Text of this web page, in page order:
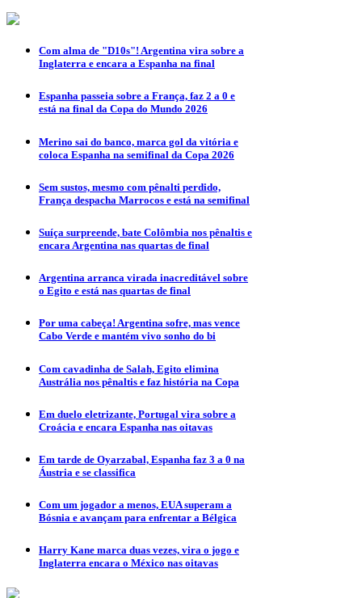
Com alma de "D10s"! Argentina vira sobre a
Inglaterra e encara a Espanha na final
Espanha passeia sobre a França, faz 2 a 0 e
está na final da Copa do Mundo 2026
Merino sai do banco, marca gol da vitória e
coloca Espanha na semifinal da Copa 2026
Sem sustos, mesmo com pênalti perdido,
França despacha Marrocos e está na semifinal
Suíça surpreende, bate Colômbia nos pênaltis e
encara Argentina nas quartas de final
Argentina arranca virada inacreditável sobre
o Egito e está nas quartas de final
Por uma cabeça! Argentina sofre, mas vence
Cabo Verde e mantém vivo sonho do bi
Com cavadinha de Salah, Egito elimina
Austrália nos pênaltis e faz história na Copa
Em duelo eletrizante, Portugal vira sobre a
Croácia e encara Espanha nas oitavas
Em tarde de Oyarzabal, Espanha faz 3 a 0 na
Áustria e se classifica
Com um jogador a menos, EUA superam a
Bósnia e avançam para enfrentar a Bélgica
Harry Kane marca duas vezes, vira o jogo e
Inglaterra encara o México nas oitavas